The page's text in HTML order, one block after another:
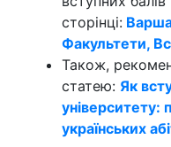
сторінці:
Факультети,
Також,
статею: Як
університету:
українських